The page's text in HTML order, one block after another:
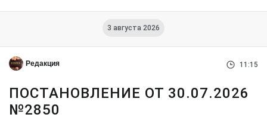
3 августа 2026
Редакция 11:15
ПОСТАНОВЛЕНИЕ ОТ 30.07.2026
№2850